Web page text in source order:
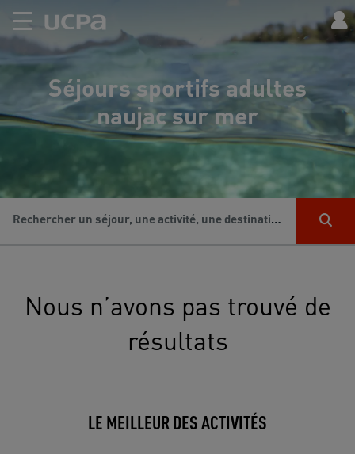
Séjours sportifs adultes
naujac sur mer
Rechercher un séjour, une activité, une destination...
Nous n’avons pas trouvé de
résultats
LE MEILLEUR DES ACTIVITÉS